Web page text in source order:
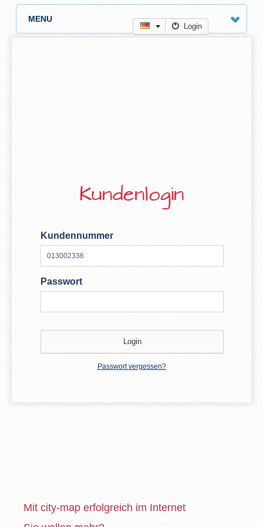
MENU
Login
Kundenlogin
Kundennummer
Passwort
Passwort vergessen?
Mit city-map erfolgreich im Internet